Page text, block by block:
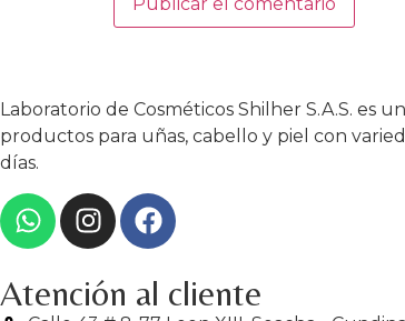
Laboratorio de Cosméticos Shilher S.A.S. es
productos para uñas, cabello y piel con
días.
Atención al cliente